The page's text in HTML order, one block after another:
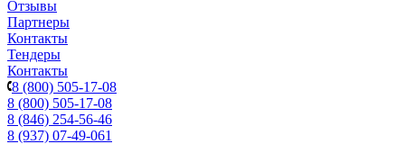
Отзывы
Партнеры
Контакты
Тендеры
Контакты
8 (800) 505-17-08
8 (800) 505-17-08
8 (846) 254-56-46
8 (937) 07-49-061